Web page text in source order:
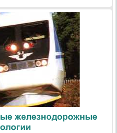
железнодорожные